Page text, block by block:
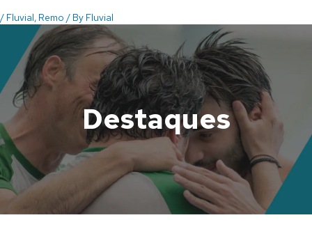
/ Fluvial, Remo / By Fluvial
Destaques